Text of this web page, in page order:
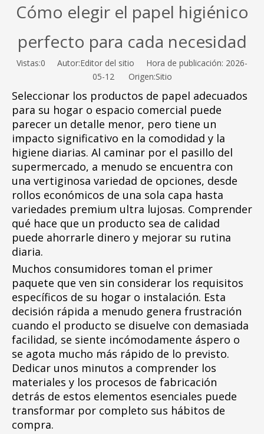
Cómo elegir el papel higiénico
perfecto para cada necesidad
Vistas:0 Autor:Editor del sitio Hora de publicación: 2026-
05-12 Origen:Sitio
Seleccionar los productos de papel adecuados
para su hogar o espacio comercial puede
parecer un detalle menor, pero tiene un
impacto significativo en la comodidad y la
higiene diarias. Al caminar por el pasillo del
supermercado, a menudo se encuentra con
una vertiginosa variedad de opciones, desde
rollos económicos de una sola capa hasta
variedades premium ultra lujosas. Comprender
qué hace que un producto sea de calidad
puede ahorrarle dinero y mejorar su rutina
diaria.
Muchos consumidores toman el primer
paquete que ven sin considerar los requisitos
específicos de su hogar o instalación. Esta
decisión rápida a menudo genera frustración
cuando el producto se disuelve con demasiada
facilidad, se siente incómodamente áspero o
se agota mucho más rápido de lo previsto.
Dedicar unos minutos a comprender los
materiales y los procesos de fabricación
detrás de estos elementos esenciales puede
transformar por completo sus hábitos de
compra.